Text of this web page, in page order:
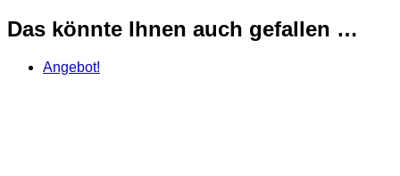
Das könnte Ihnen auch gefallen …
Angebot!